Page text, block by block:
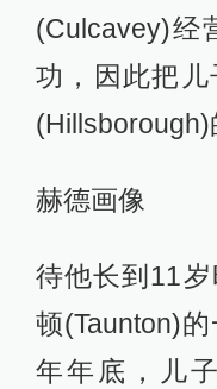
(Culcavey)经
功，因此把
(Hillsborough)
赫德画像
待他长到11
顿(Taunton)
年年底，儿